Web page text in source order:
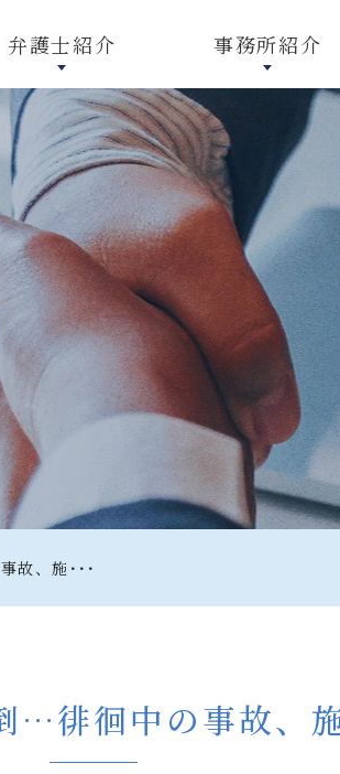
弁護士紹介 事務所紹介
故、施･･･
…徘徊中の事故、